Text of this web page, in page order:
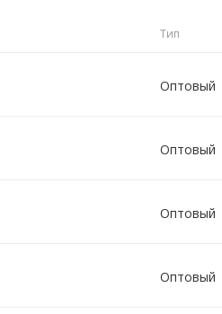
Тип
Оптовый
Оптовый
Оптовый
Оптовый